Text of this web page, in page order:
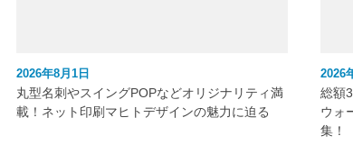
2026年8月1日
丸型名刺やスイングPOPなどオリジナリティ満
載！ネット印刷マヒトデザインの魅力に迫る
2026
総額
ウォ
集！